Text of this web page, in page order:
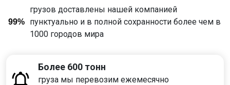
99%
грузов доставлены нашей компанией
пунктуально и в полной сохранности более чем в
1000 городов мира
Более 600 тонн
груза мы перевозим ежемесячно